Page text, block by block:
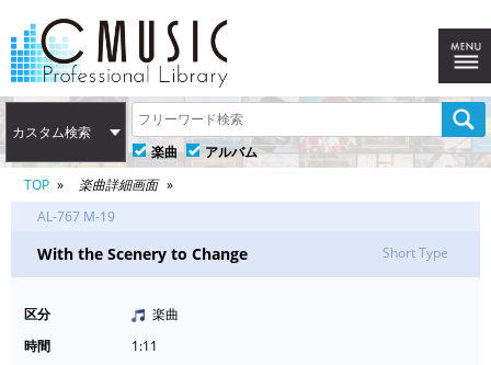
カスタム検索
楽曲
アルバム
TOP
楽曲詳細画面
AL-767 M-19
With the Scenery to Change Short Type
区分
楽曲
時間
1:11